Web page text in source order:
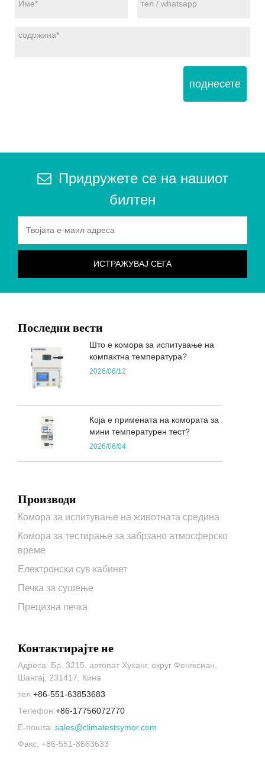
поднесете
Придружете се на нашиот
билтен
Последни вести
Што е комора за испитување на
компактна температура?
2026/06/12
Која е примената на комората за
мини температурен тест?
2026/06/04
Производи
Комора за испитување на животната средина
Комора за тестирање за забрзано атмосферско
време
Електронски сув кабинет
Печка за сушење
Прецизна печка
Контактирајте не
Адреса: Бр. 3215, автопат Хуханг, округ Фенгксиан,
Шангај, 231417, Кина
тел:+86-551-63853683
Телефон:+86-17756072770
Е-пошта: sales@climatestsymor.com
Факс: +86-551-8663633